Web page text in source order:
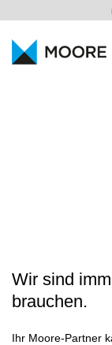
Spezialkenntnisse
KARRIERE
Wir sind
brauchen.
Ihr Moore-Partner